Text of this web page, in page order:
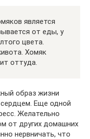
является
от еды, у
цвета.
Хомяк
оттуда.
образ жизни
Еще одной
Желательно
от других домашних
нервничать, что